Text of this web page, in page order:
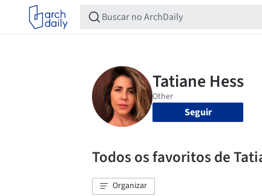
Seguir
Todos os favoritos de
Organizar